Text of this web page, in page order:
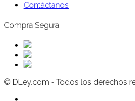
Contáctanos
Compra Segura
© DLey.com - Todos los derechos